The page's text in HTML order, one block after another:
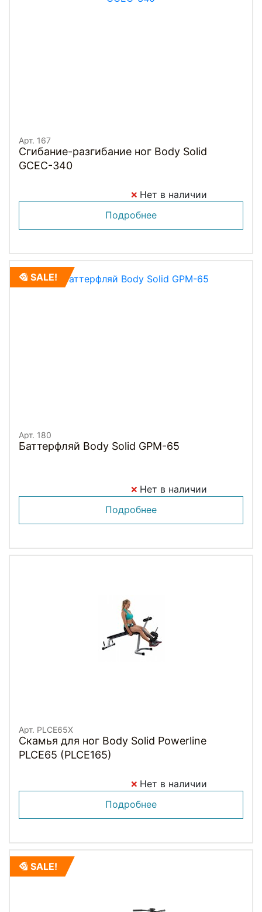
Арт. 167
Сгибание-разгибание ног Body Solid
GCEC-340
Нет в наличии
Подробнее
SALE!
Арт. 180
Баттерфляй Body Solid GPM-65
Нет в наличии
Подробнее
Арт. PLCE65X
Скамья для ног Body Solid Powerline
PLCE65 (PLCE165)
Нет в наличии
Подробнее
SALE!